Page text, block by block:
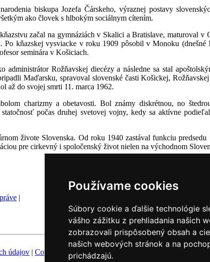
Používame cookies
Súbory cookie a ďalšie technológie
vášho zážitku z prehliadania našich
zobrazovali prispôsobený obsah a
našich webových stránok a na
prichádzajú.
biskupa Jozefa Čárskeho, výraznej postavy
ako človek s hlbokým sociálnym cítením.
začal na gymnáziách v Skalici a Bratislave, maturoval v
kňazskej vysviacke v roku 1909 pôsobil v Monoku
seminára v Košiciach.
Rožňavskej diecézy a následne sa stal
Maďarsku, spravoval slovenské časti Košickej,
až do svojej smrti 11. marca 1962.
charizmy a obetavosti. Bol známy diskrétnou, no
počas druhej svetovej vojny, kedy sa aktívne podieľal
živote Slovenska. Od roku 1940 zastával funkciu predsedu
pre cirkevný i spoločenský život nielen na východnom
|
údajov | Copyright Fotobanka |Hovorca KBS